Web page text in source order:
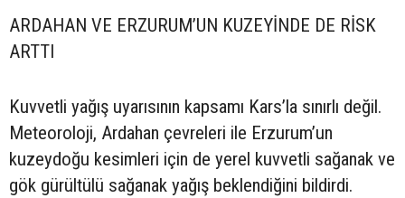
ARDAHAN VE ERZURUM’UN KUZEYİNDE DE RİSK
ARTTI
Kuvvetli yağış uyarısının kapsamı Kars’la sınırlı değil.
Meteoroloji, Ardahan çevreleri ile Erzurum’un
kuzeydoğu kesimleri için de yerel kuvvetli sağanak ve
gök gürültülü sağanak yağış beklendiğini bildirdi.